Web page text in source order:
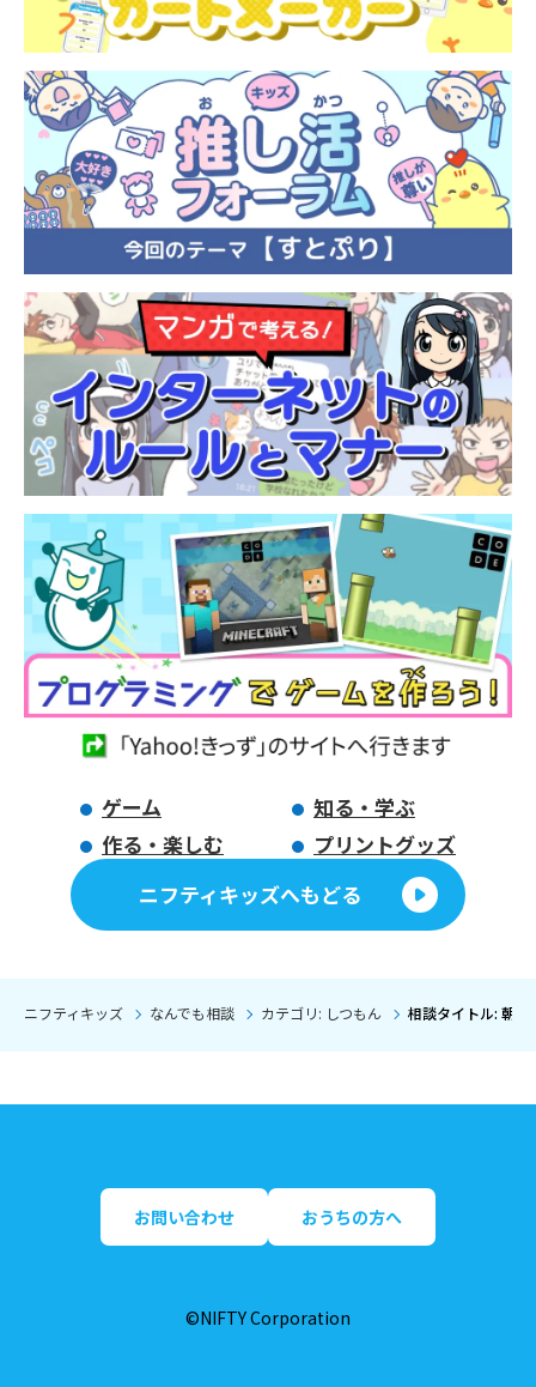
ゲーム
知る・学ぶ
作る・楽しむ
プリントグッズ
ニフティキッズへもどる
ニフティキッズ なんでも相談 カテゴリ: しつもん 相談タイトル: 朝
お問い合わせ おうちの方へ
©NIFTY Corporation